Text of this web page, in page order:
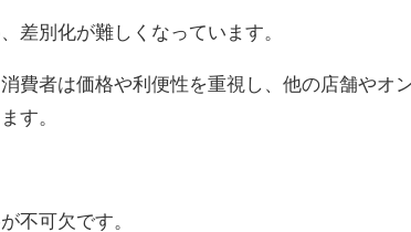
差別化が難しくなっています。
費者は価格や利便性を重視し、他の店舗やオ
す。
不可欠です。